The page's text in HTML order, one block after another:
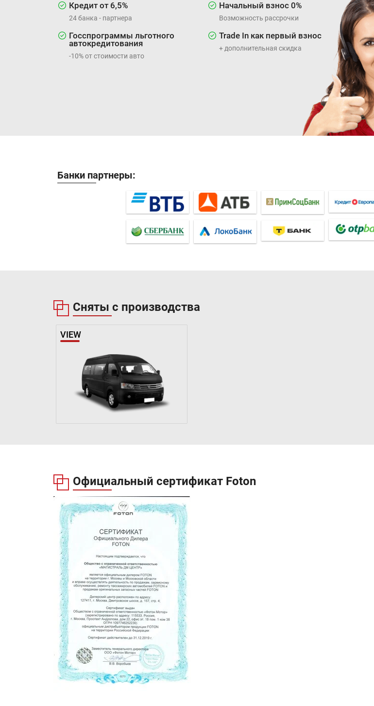
Кредит от 6,5%
24 банка - партнера
Начальный взнос 0%
Возможность рассрочки
Госспрограммы льготного
автокредитования
-10% от стоимости авто
Trade In как первый взнос
+ дополнительная скидка
Банки партнеры:
Сняты с производства
VIEW
Официальный сертификат Foton